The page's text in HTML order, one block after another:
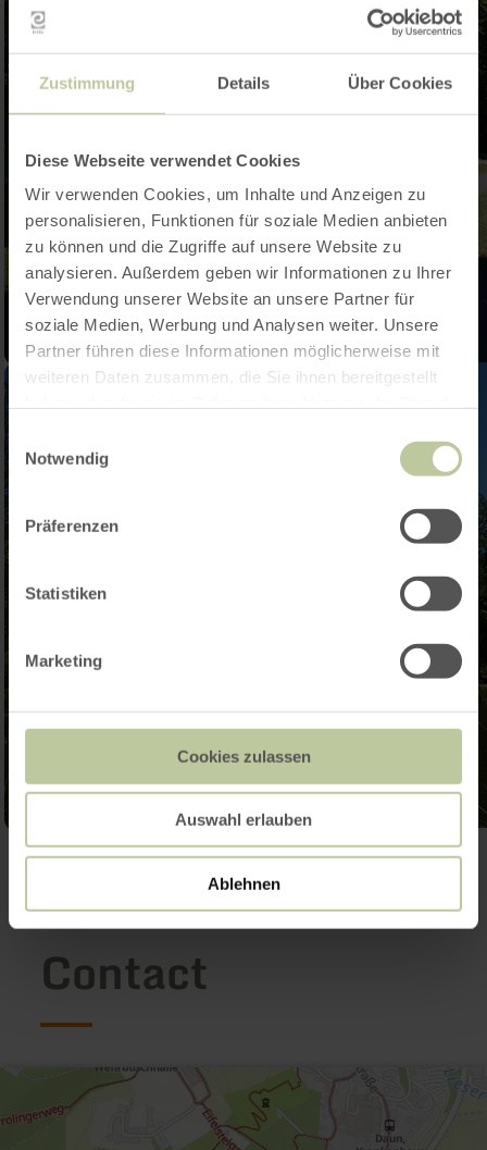
Zustimmung Details Über Cookies
Diese Webseite verwendet Cookies
Wir verwenden Cookies, um Inhalte und Anzeigen zu
personalisieren, Funktionen für soziale Medien anbieten
zu können und die Zugriffe auf unsere Website zu
analysieren. Außerdem geben wir Informationen zu Ihrer
Verwendung unserer Website an unsere Partner für
soziale Medien, Werbung und Analysen weiter. Unsere
Partner führen diese Informationen möglicherweise mit
weiteren Daten zusammen, die Sie ihnen bereitgestellt
Einwilligungsauswahl
Notwendig
Präferenzen
Statistiken
Marketing
Cookies zulassen
Auswahl erlauben
Ablehnen
Ouvrir la galerie
Contact